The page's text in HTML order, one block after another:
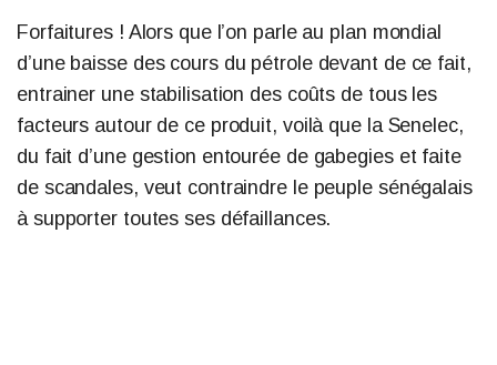
Forfaitures ! Alors que l’on parle au plan mondial
d’une baisse des cours du pétrole devant de ce fait,
entrainer une stabilisation des coûts de tous les
facteurs autour de ce produit, voilà que la Senelec,
du fait d’une gestion entourée de gabegies et faite
de scandales, veut contraindre le peuple sénégalais
à supporter toutes ses défaillances.